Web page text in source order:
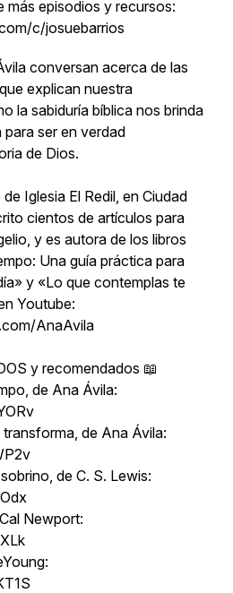
más episodios y recursos:
c/josuebarrios
conversan acerca de las
explican nuestra
la sabiduría bíblica nos brinda
ser en verdad
de Dios.
Iglesia El Redil, en Ciudad
cientos de artículos para
y es autora de los libros
Una guía práctica para
y «Lo que contemplas te
Youtube:
AnaAvila
y recomendados 📖
de Ana Ávila:
de Ana Ávila:
de C. S. Lewis:
Newport: